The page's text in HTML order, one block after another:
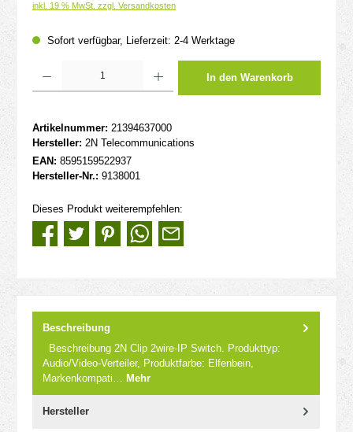
inkl. 19 % MwSt. zzgl. Versandkosten
Sofort verfügbar, Lieferzeit: 2-4 Werktage
In den Warenkorb
Artikelnummer: 21394637000
Hersteller: 2N Telecommunications
EAN: 8595159522937
Hersteller-Nr.: 9138001
Dieses Produkt weiterempfehlen:
Beschreibung
Beschreibung 2N Clip 2wire-IP Switch. Produkttyp:
Audio/Video-Verteiler, Produktfarbe: Elfenbein,
Markenkompati… Mehr
Hersteller